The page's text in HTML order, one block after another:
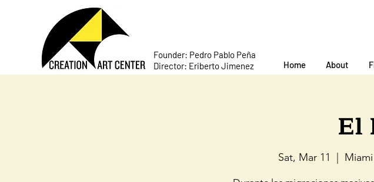
Founder: Pedro Pablo Peña
Director: Eriberto Jimenez
Home About
El
Sat, Mar 11